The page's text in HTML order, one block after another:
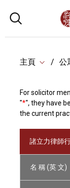
主頁 公
For solicitor
"*", they have
the current
諸立力律師
名 稱 (英 文)